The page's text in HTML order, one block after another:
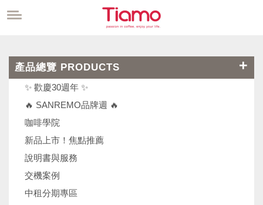
產品總覽 PRODUCTS
✨ 歡慶30週年 ✨
🔥 SANREMO品牌週 🔥
咖啡學院
新品上市！焦點推薦
說明書與服務
交機案例
中租分期專區